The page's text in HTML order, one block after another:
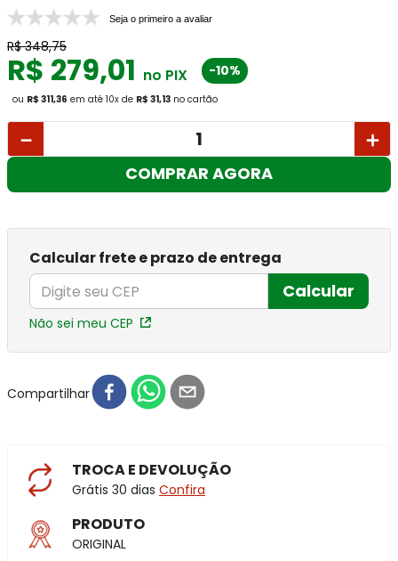
Seja o primeiro a avaliar
R$ 348,75
R$ 279,01 no PIX -10%
ou R$ 311,36 em até 10x de R$ 31,13 no cartão
＋
－
COMPRAR AGORA
Calcular frete e prazo de entrega
Calcular
Não sei meu CEP
Compartilhar
TROCA E DEVOLUÇÃO
Grátis 30 dias Confira
PRODUTO
ORIGINAL